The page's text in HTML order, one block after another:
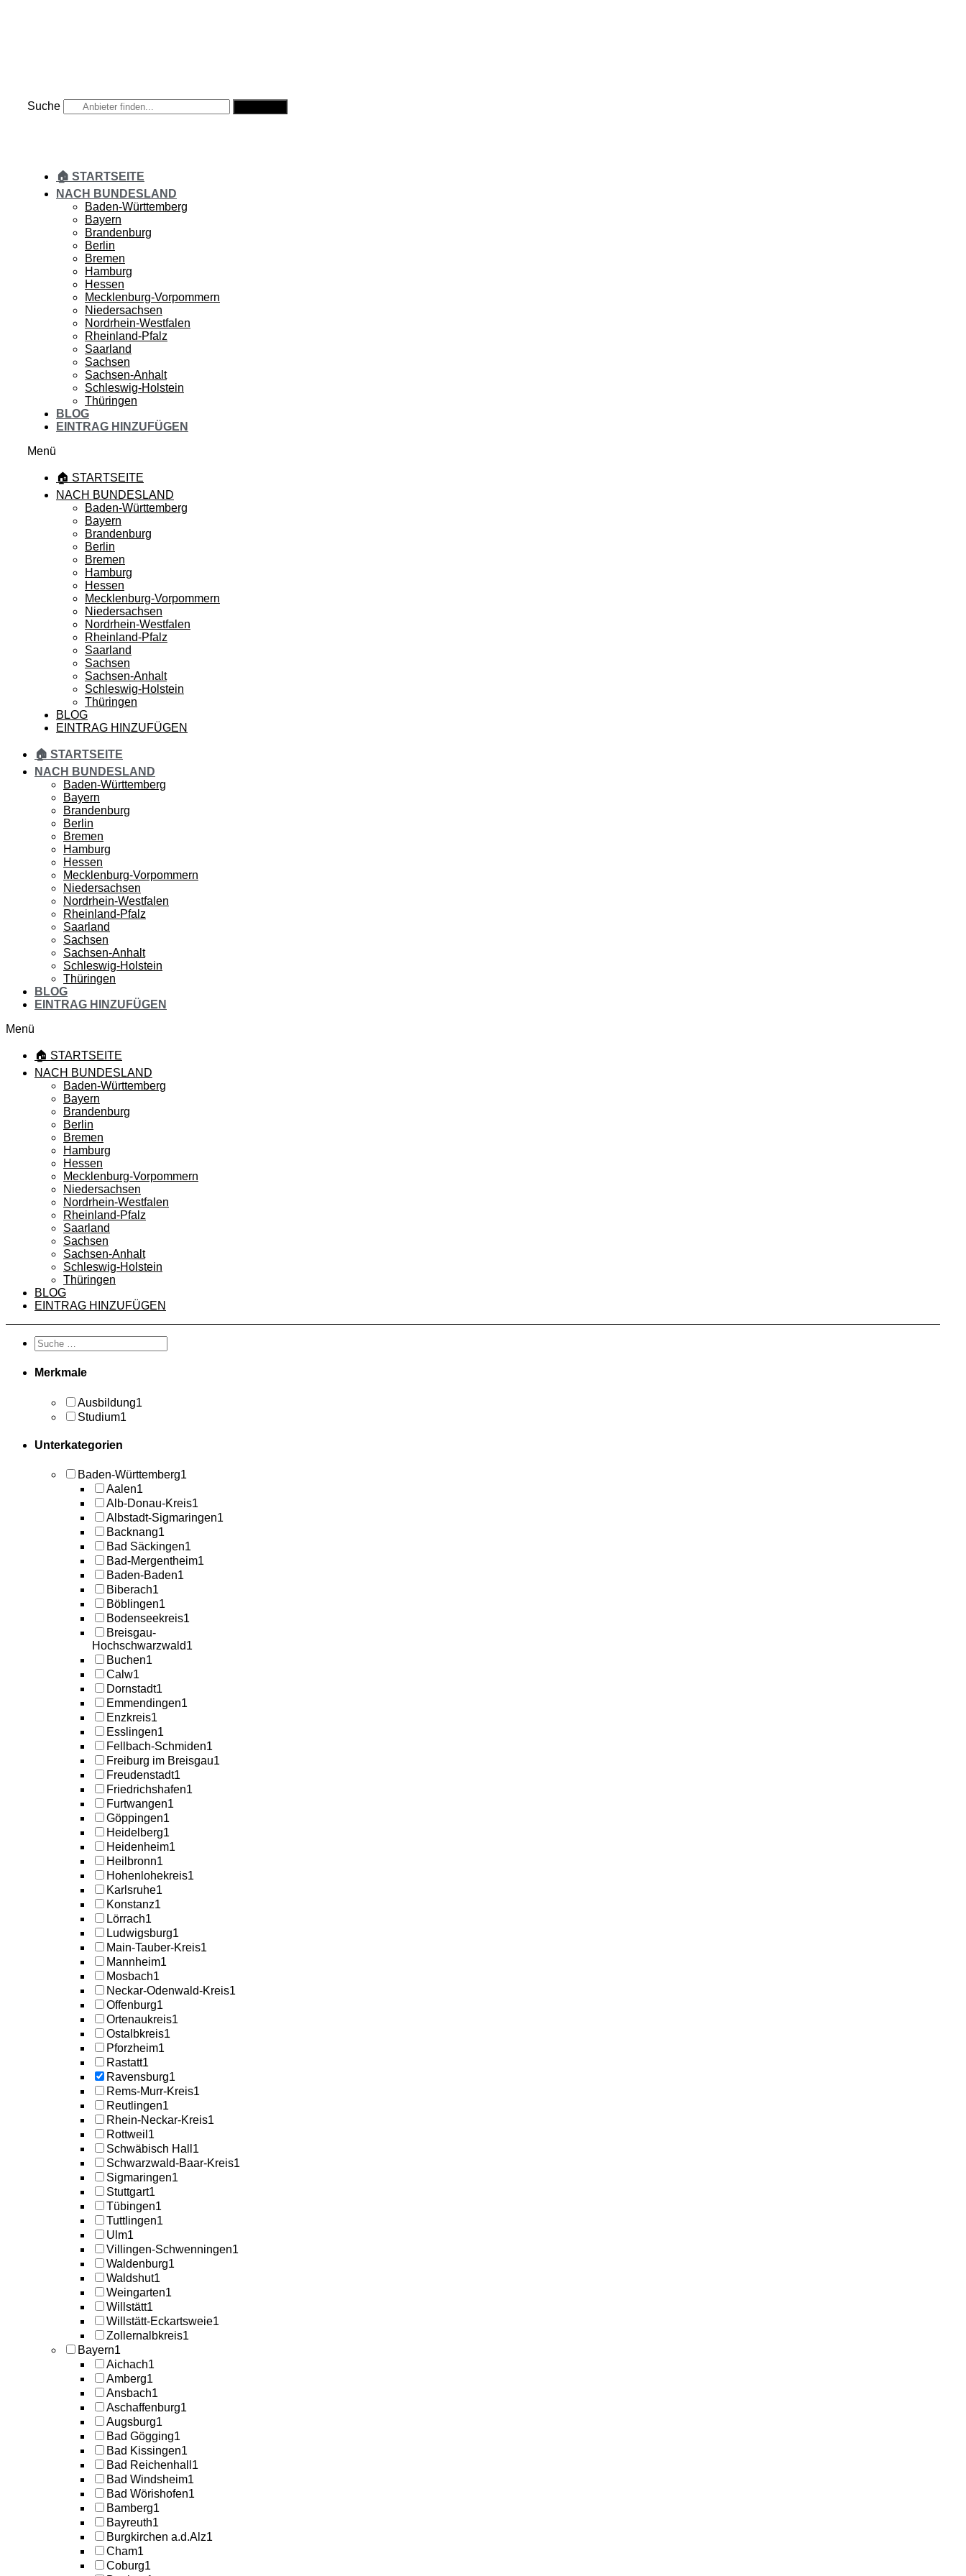
Suche
🏠 STARTSEITE
NACH BUNDESLAND
Baden-Württemberg
Bayern
Brandenburg
Berlin
Bremen
Hamburg
Hessen
Mecklenburg-Vorpommern
Niedersachsen
Nordrhein-Westfalen
Rheinland-Pfalz
Saarland
Sachsen
Sachsen-Anhalt
Schleswig-Holstein
Thüringen
BLOG
EINTRAG HINZUFÜGEN
Menü
🏠 STARTSEITE
NACH BUNDESLAND
Baden-Württemberg
Bayern
Brandenburg
Berlin
Bremen
Hamburg
Hessen
Mecklenburg-Vorpommern
Niedersachsen
Nordrhein-Westfalen
Rheinland-Pfalz
Saarland
Sachsen
Sachsen-Anhalt
Schleswig-Holstein
Thüringen
BLOG
EINTRAG HINZUFÜGEN
🏠 STARTSEITE
NACH BUNDESLAND
Baden-Württemberg
Bayern
Brandenburg
Berlin
Bremen
Hamburg
Hessen
Mecklenburg-Vorpommern
Niedersachsen
Nordrhein-Westfalen
Rheinland-Pfalz
Saarland
Sachsen
Sachsen-Anhalt
Schleswig-Holstein
Thüringen
BLOG
EINTRAG HINZUFÜGEN
Menü
🏠 STARTSEITE
NACH BUNDESLAND
Baden-Württemberg
Bayern
Brandenburg
Berlin
Bremen
Hamburg
Hessen
Mecklenburg-Vorpommern
Niedersachsen
Nordrhein-Westfalen
Rheinland-Pfalz
Saarland
Sachsen
Sachsen-Anhalt
Schleswig-Holstein
Thüringen
BLOG
EINTRAG HINZUFÜGEN
Merkmale
Ausbildung1
Studium1
Unterkategorien
Baden-Württemberg1
Aalen1
Alb-Donau-Kreis1
Albstadt-Sigmaringen1
Backnang1
Bad Säckingen1
Bad-Mergentheim1
Baden-Baden1
Biberach1
Böblingen1
Bodenseekreis1
Breisgau-
Hochschwarzwald1
Buchen1
Calw1
Dornstadt1
Emmendingen1
Enzkreis1
Esslingen1
Fellbach-Schmiden1
Freiburg im Breisgau1
Freudenstadt1
Friedrichshafen1
Furtwangen1
Göppingen1
Heidelberg1
Heidenheim1
Heilbronn1
Hohenlohekreis1
Karlsruhe1
Konstanz1
Lörrach1
Ludwigsburg1
Main-Tauber-Kreis1
Mannheim1
Mosbach1
Neckar-Odenwald-Kreis1
Offenburg1
Ortenaukreis1
Ostalbkreis1
Pforzheim1
Rastatt1
Ravensburg1
Rems-Murr-Kreis1
Reutlingen1
Rhein-Neckar-Kreis1
Rottweil 1
Schwäbisch Hall 1
Schwarzwald-Baar-Kreis1
Sigmaringen1
Stuttgart1
Tübingen1
Tuttlingen1
Ulm1
Villingen-Schwenningen1
Waldenburg1
Waldshut1
Weingarten1
Willstätt1
Willstätt-Eckartsweie1
Zollernalbkreis1
Bayern1
Aichach1
Amberg1
Ansbach1
Aschaffenburg1
Augsburg1
Bad Gögging1
Bad Kissingen1
Bad Reichenhall 1
Bad Windsheim1
Bad Wörishofen1
Bamberg1
Bayreuth1
Burgkirchen a.d.Alz1
Cham1
Coburg1